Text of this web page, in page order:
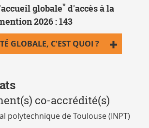
globale*d'accès à la
2026 :143
GLOBALE, C'EST QUOI ?
co-accrédité(s)
polytechnique de Toulouse (INPT)